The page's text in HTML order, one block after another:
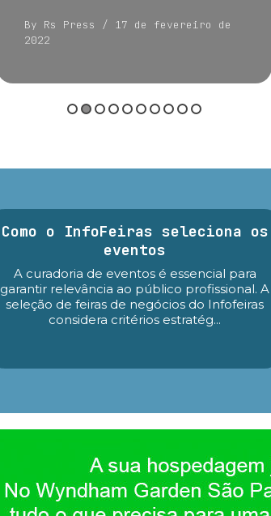
By Rs Press
/ 17 de fevereiro de
2022
Como o InfoFeiras seleciona os
eventos
A curadoria de eventos é essencial para
garantir relevância ao público profissional. A
seleção de feiras de negócios do Infofeiras
considera critérios estratég...